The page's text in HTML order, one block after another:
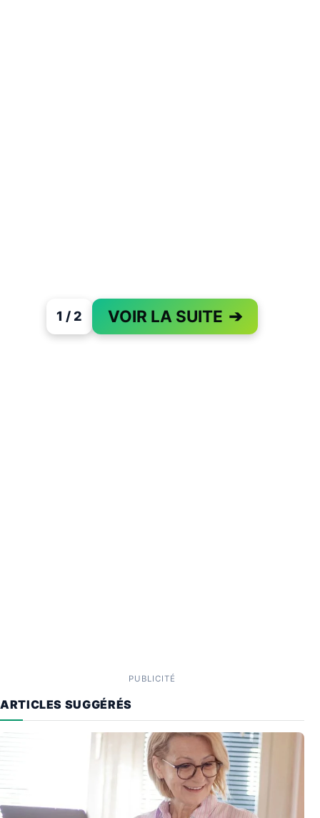
1 / 2 VOIR LA SUITE ➔
PAGE 1 OF 2
PUBLICITÉ
ARTICLES SUGGÉRÉS